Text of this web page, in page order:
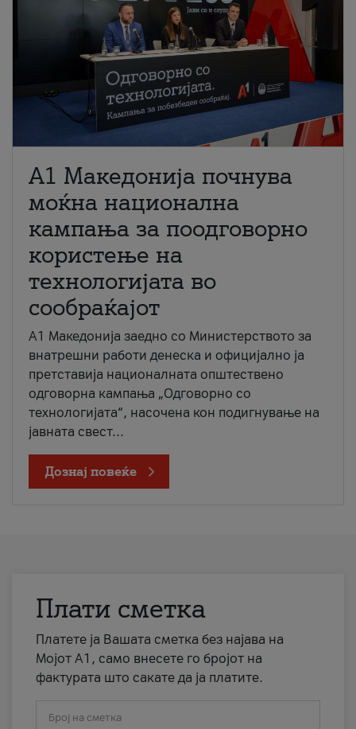
A1 Македонија почнува
моќна национална
кампања за поодговорно
користење на
технологијата во
сообраќајот
A1 Македонија заедно со Министерството за
внатрешни работи денеска и официјално ја
претставија националната општествено
одговорна кампања „Одговорно со
технологијата“, насочена кон подигнување на
јавната свест...
Дознај повеќе
Плати сметка
Платете ја Вашата сметка без најава на
Мојот А1, само внесете го бројот на
фактурата што сакате да ја платите.
Број на сметка